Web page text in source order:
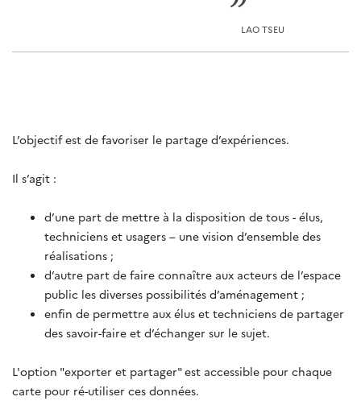
LAO TSEU
L’objectif est de favoriser le partage d’expériences.
Il s’agit :
d’une part de mettre à la disposition de tous - élus,
techniciens et usagers – une vision d’ensemble des
réalisations ;
d’autre part de faire connaître aux acteurs de l’espace
public les diverses possibilités d’aménagement ;
enfin de permettre aux élus et techniciens de partager
des savoir-faire et d’échanger sur le sujet.
L'option "exporter et partager" est accessible pour chaque
carte pour ré-utiliser ces données.